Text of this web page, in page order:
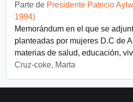
Parte de Presidente Patricio
1994)
Memorándum en el que se
planteadas por mujeres D.C de
materias de salud, educación,
Cruz-coke, Marta